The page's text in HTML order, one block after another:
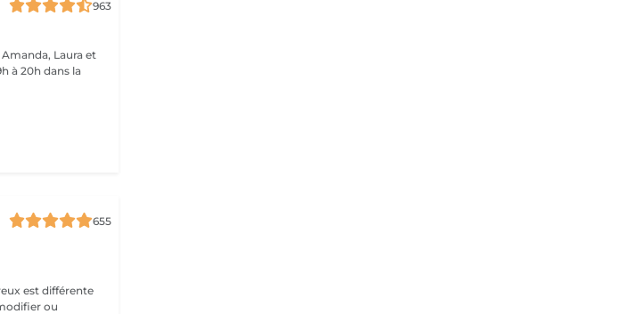
963
Laura et
à 20h dans la
655
est différente
ou